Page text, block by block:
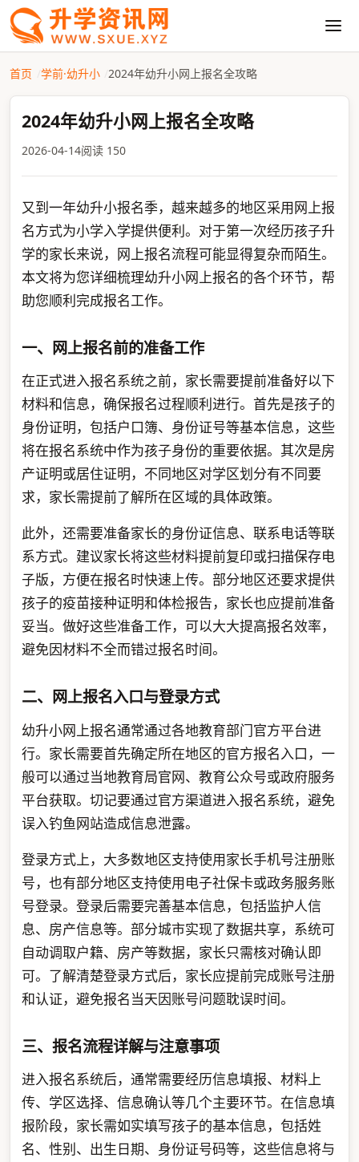
首页 学前·幼升小 2024年幼升小网上报名全攻略
2024年幼升小网上报名全攻略
2026-04-14阅读 150
又到一年幼升小报名季，越来越多的地区采用网上报
名方式为小学入学提供便利。对于第一次经历孩子升
学的家长来说，网上报名流程可能显得复杂而陌生。
本文将为您详细梳理幼升小网上报名的各个环节，帮
助您顺利完成报名工作。
一、网上报名前的准备工作
在正式进入报名系统之前，家长需要提前准备好以下
材料和信息，确保报名过程顺利进行。首先是孩子的
身份证明，包括户口簿、身份证号等基本信息，这些
将在报名系统中作为孩子身份的重要依据。其次是房
产证明或居住证明，不同地区对学区划分有不同要
求，家长需提前了解所在区域的具体政策。
此外，还需要准备家长的身份证信息、联系电话等联
系方式。建议家长将这些材料提前复印或扫描保存电
子版，方便在报名时快速上传。部分地区还要求提供
孩子的疫苗接种证明和体检报告，家长也应提前准备
妥当。做好这些准备工作，可以大大提高报名效率，
避免因材料不全而错过报名时间。
二、网上报名入口与登录方式
幼升小网上报名通常通过各地教育部门官方平台进
行。家长需要首先确定所在地区的官方报名入口，一
般可以通过当地教育局官网、教育公众号或政府服务
平台获取。切记要通过官方渠道进入报名系统，避免
误入钓鱼网站造成信息泄露。
登录方式上，大多数地区支持使用家长手机号注册账
号，也有部分地区支持使用电子社保卡或政务服务账
号登录。登录后需要完善基本信息，包括监护人信
息、房产信息等。部分城市实现了数据共享，系统可
自动调取户籍、房产等数据，家长只需核对确认即
可。了解清楚登录方式后，家长应提前完成账号注册
和认证，避免报名当天因账号问题耽误时间。
三、报名流程详解与注意事项
进入报名系统后，通常需要经历信息填报、材料上
传、学区选择、信息确认等几个主要环节。在信息填
报阶段，家长需如实填写孩子的基本信息，包括姓
名、性别、出生日期、身份证号码等，这些信息将与